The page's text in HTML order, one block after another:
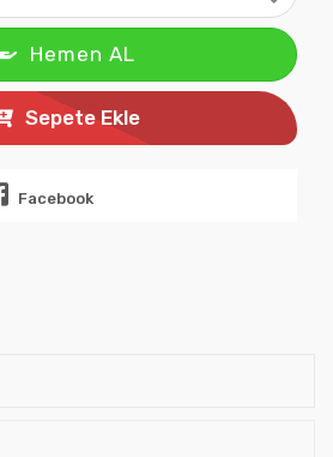
Hemen AL
Sepete Ekle
Facebook